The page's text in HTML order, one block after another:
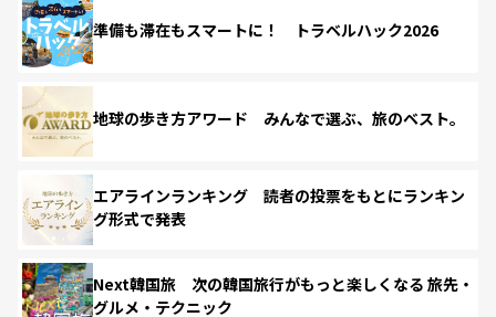
準備も滞在もスマートに！ トラベルハック2026
地球の歩き方アワード みんなで選ぶ、旅のベスト。
エアラインランキング 読者の投票をもとにランキン
グ形式で発表
Next韓国旅 次の韓国旅行がもっと楽しくなる 旅先・
グルメ・テクニック